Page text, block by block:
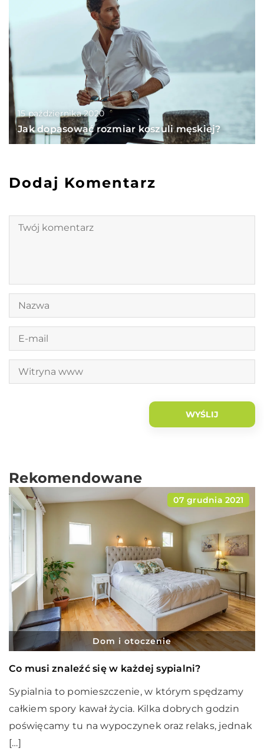
15 października 2020
Jak dopasować rozmiar koszuli męskiej?
Dodaj Komentarz
Rekomendowane
07 grudnia 2021
Dom i otoczenie
Co musi znaleźć się w każdej sypialni?
Sypialnia to pomieszczenie, w którym spędzamy
całkiem spory kawał życia. Kilka dobrych godzin
poświęcamy tu na wypoczynek oraz relaks, jednak
[…]